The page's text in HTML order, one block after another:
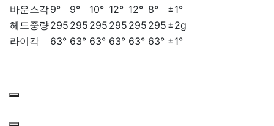
바운스각9° 9° 10° 12° 12° 8°
±1°
헤드중량295 295 295 295 295 295 ±2g
라이각
63° 63° 63° 63° 63° 63° ±1°